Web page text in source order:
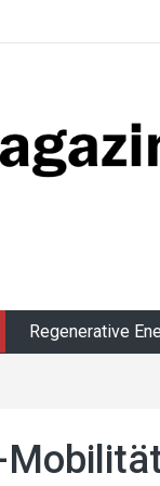
Regenerative